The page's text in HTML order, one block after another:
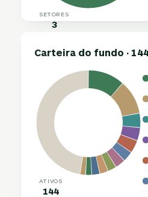
SETORES
3
Carteira do fundo ·
ATIVOS
144